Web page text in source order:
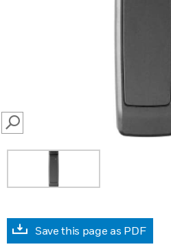
SEARCH
Save this page as PDF